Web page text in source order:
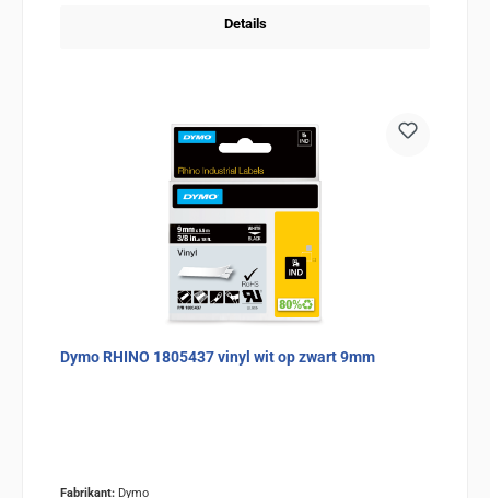
Details
Dymo RHINO 1805437 vinyl wit op zwart 9mm
Fabrikant: Dymo